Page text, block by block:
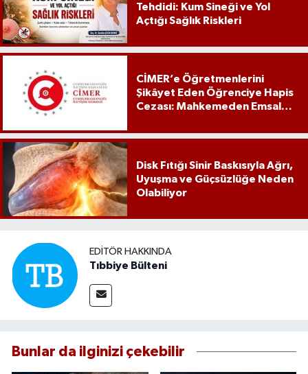
Tehdidi: Kum Sineği ve Yol
Açtığı Sağlık Riskleri
CİMER’e Öğretmenlerini
Şikâyet Eden Öğrenciye Hapis
Cezası: Mahkemeden Emsal
Disk Fıtığı Sinir Baskısıyla Ağrı,
Uyuşma ve Güçsüzlüğe Neden
Olabiliyor
EDITÖR HAKKINDA
Tıbbiye Bülteni
Bunlar da ilginizi çekebilir